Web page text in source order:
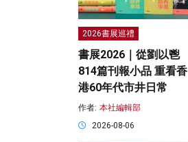
2026書展巡禮
書展2026｜從劉以鬯
814篇刊報小品 重看香
港60年代市井日常
作者: 本社編輯部
2026-08-06